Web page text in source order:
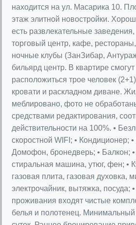
находится на ул. Масарика 10.
этаж элитной новостройки.
есть развлекательные заведения,
торговый центр, кафе,
ночные клубы (ЗанЗибар,
бильярд центр. В квартире
расположиться трое человек
кровати и раскладном диване.
меблировано, фото не
средствами редактирования,
действительности на 100%. •
скоростной WIFI; • Кондиционер;
Домофон, бронедверь; • Балкон;
стиральная машина, утюг, фен; •
газовая плита, газовая духовка,
электрочайник, вытяжка, посуда;
проживания входят чистые
белья и полотенец.